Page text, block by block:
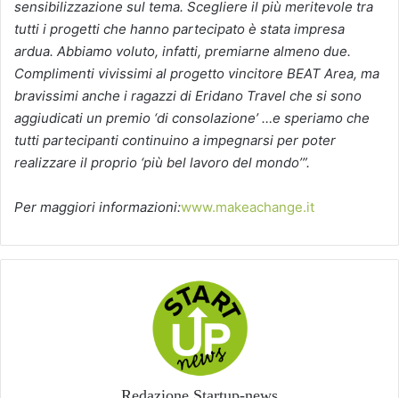
sensibilizzazione sul tema. Scegliere il più meritevole tra
tutti i progetti che hanno partecipato è stata impresa
ardua. Abbiamo voluto, infatti, premiarne almeno due.
Complimenti vivissimi al progetto vincitore BEAT Area, ma
bravissimi anche i ragazzi di Eridano Travel che si sono
aggiudicati un premio ‘di consolazione’ …e speriamo che
tutti partecipanti continuino a impegnarsi per poter
realizzare il proprio ‘più bel lavoro del mondo’”.
Per maggiori informazioni:www.makeachange.it